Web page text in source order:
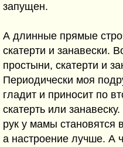
запущен.
А длинные прямые
скатерти и занавески.
простыни, скатерти и
Периодически моя
гладит и приносит по
скатерть или
рук у мамы становятся
а настроение лучше. А